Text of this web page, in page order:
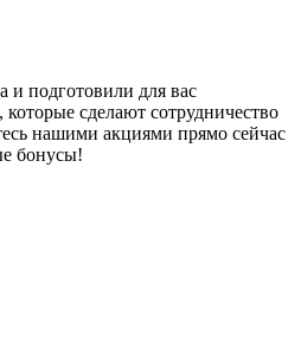
подготовили для вас
сделают сотрудничество
нашими акциями прямо сейчас
бонусы!